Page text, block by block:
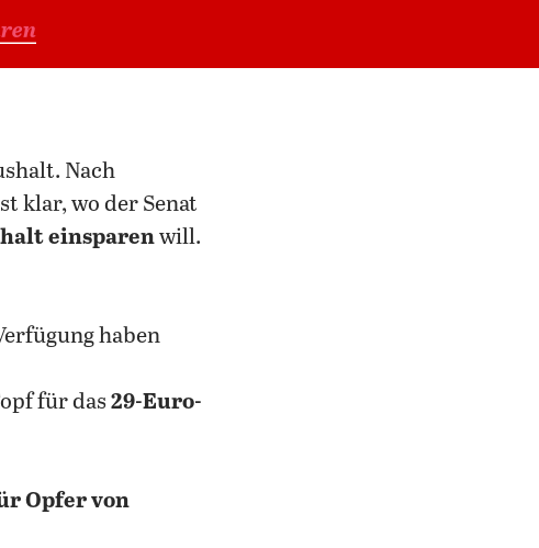
klar, wo der Senat
einsparenwill.
haben
für das29-Euro-
Opfer von